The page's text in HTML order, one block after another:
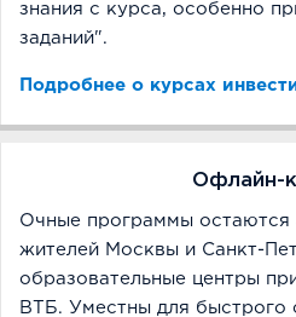
знания с курса, особенно
заданий".
Подробнее о курсах
Офлайн-
Очные программы остаются
жителей Москвы и Санкт-
образовательные центры
ВТБ. Уместны для быстрого